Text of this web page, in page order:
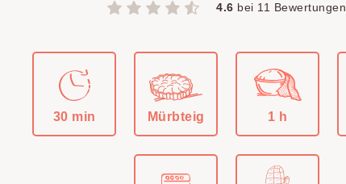
4.6 bei 11 Bewertungen
30 min Mürbteig 1 h